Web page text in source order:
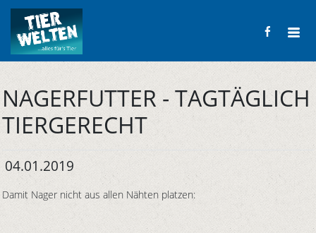
NAGERFUTTER - TAGTÄGLICH
TIERGERECHT
04.01.2019
Damit Nager nicht aus allen Nähten platzen: